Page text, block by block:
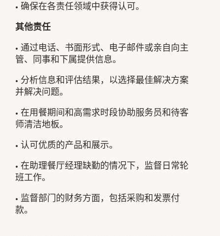
• 确保在各责任领域中获得认可。
其他责任
• 通过电话、书面形式、电子邮件或亲自向主
管、同事和下属提供信息。
• 分析信息和评估结果，以选择最佳解决方案
并解决问题。
• 在用餐期间和高需求时段协助服务员和待客
师清洁地板。
• 认可优质的产品和展示。
• 在助理餐厅经理缺勤的情况下，监督日常轮
班工作。
• 监督部门的财务方面，包括采购和发票付
款。